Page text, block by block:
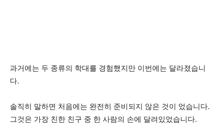
과거에는 두 종류의 학대를 경험했지만 이번에는 달라졌습니
다.
솔직히 말하면 처음에는 완전히 준비되지 않은 것이 었습니다.
그것은 가장 친한 친구 중 한 사람의 손에 달려있었습니다.